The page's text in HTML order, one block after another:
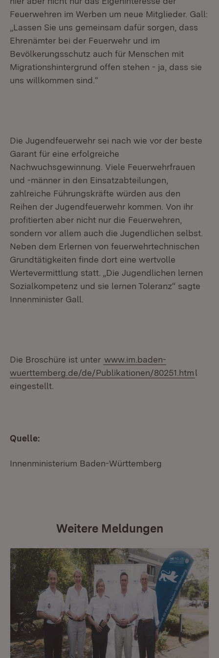
Feuerwehren im Werben um neue Mitglieder. Gall:
„Lassen Sie uns gemeinsam dafür sorgen, dass
Ehrenämter bei der Feuerwehr und im
Bevölkerungsschutz auch für Menschen mit
Migrationshintergrund offen stehen - ja, dass sie
uns willkommen sind.“
Die Jugendfeuerwehr sei nach wie vor der beste
Garant für eine erfolgreiche
Nachwuchsgewinnung. Viele Feuerwehrfrauen
und -männer in den Einsatzabteilungen,
zahlreiche Führungskräfte würden aus den
Reihen der Jugendfeuerwehr kommen. Von ihr
profitierten aber nicht nur die Feuerwehren,
sondern vor allem auch die Jugendlichen selbst.
Neben dem Erlernen von feuerwehrtechnischen
Grundtätigkeiten finde dort eine wertvolle
Wertevermittlung statt. „Die Jugendlichen lernen
Sozialkompetenz und sie lernen Toleranz“ sagte
Innenminister Gall.
Die Broschüre ist unter www.im.baden-
wuerttemberg.de/de/Publikationen/80251.html
eingestellt.
Quelle:
Innenministerium Baden-Württemberg
Weitere Meldungen